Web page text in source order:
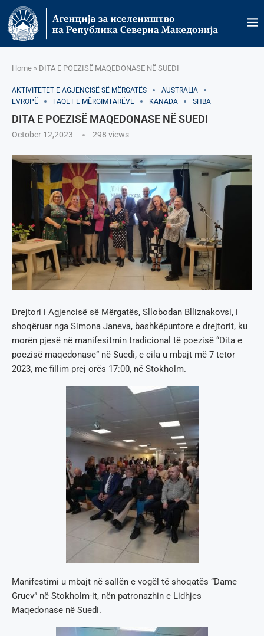
Home » DITA E POEZISË MAQEDONASE NË SUEDI
AKTIVITETET E AGJENCISË SË МËRGATËS
AUSTRALIA
EVROPË
FAQET E MËRGIMTARËVE KANADA SHBA
DITA E POEZISË MAQEDONASE NË SUEDI
October 12,2023 298 views
Drejtori i Agjencisë së Mërgatës, Sllobodan Blliznakovsi, i
shoqëruar nga Simona Janeva, bashkëpuntore e drejtorit, ku
morën pjesë në manifesitmin tradicional të poezisë “Dita e
poezisë maqedonase” në Suedi, e cila u mbajt më 7 tetor
2023, me fillim prej orës 17:00, në Stokholm.
Manifestimi u mbajt në sallën e vogël të shoqatës “Dame
Gruev” në Stokholm-it, nën patronazhin e Lidhjes
Мaqedonase në Suedi.